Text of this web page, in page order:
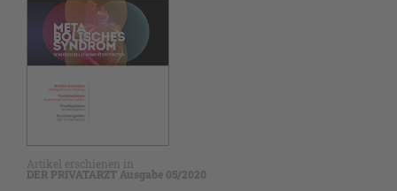
Artikel erschienen in
DER PRIVATARZT Ausgabe 05/2020